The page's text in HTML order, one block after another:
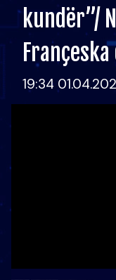
kundër”/
19:34